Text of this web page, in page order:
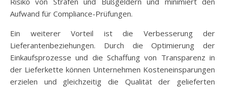
Aufwand für Compliance-Prüfungen.
Ein weiterer Vorteil ist die Verbesserung der
Lieferantenbeziehungen. Durch die Optimierung der
Einkaufsprozesse und die Schaffung von Transparenz in
der Lieferkette können Unternehmen Kosteneinsparungen
erzielen und gleichzeitig die Qualität der gelieferten